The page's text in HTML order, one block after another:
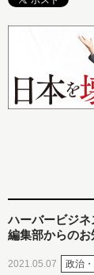
ハーバービジ
編集部からのお
2021.05.07 政治